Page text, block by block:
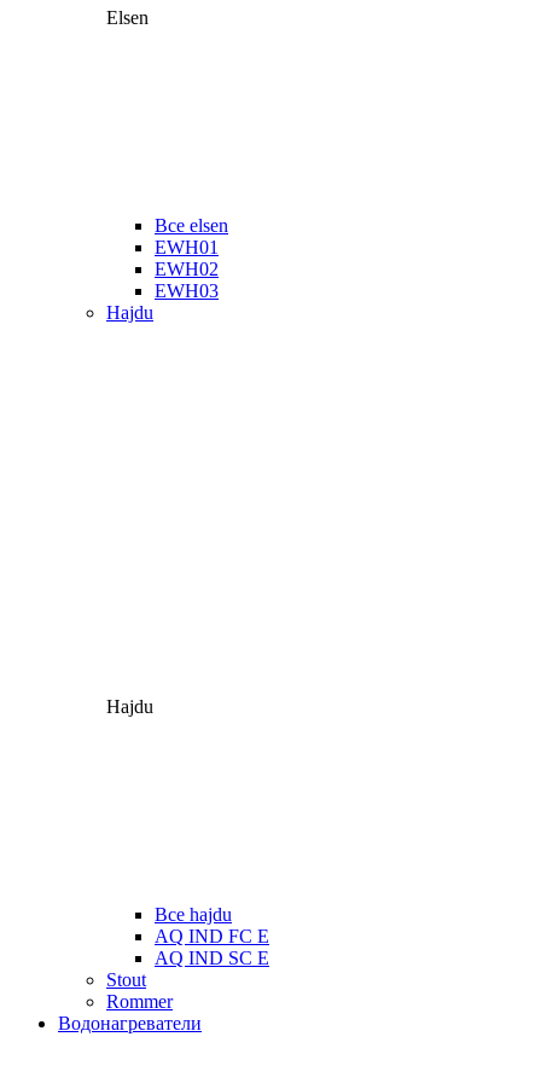
Elsen
Все elsen
EWH01
EWH02
EWH03
Hajdu
Hajdu
Все hajdu
AQ IND FC E
AQ IND SC E
Stout
Rommer
Водонагреватели